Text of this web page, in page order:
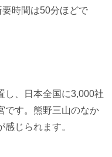
時間は50分ほどで
し、日本全国に3,000社
です。熊野三山のなか
じられます。